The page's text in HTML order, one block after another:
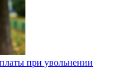
при увольнении